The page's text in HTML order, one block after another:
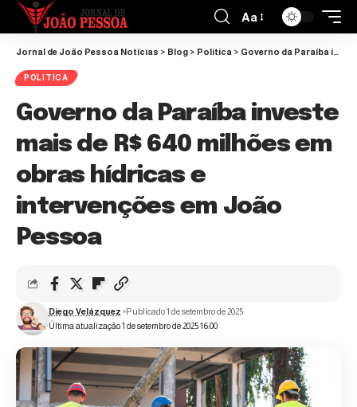
Aa
Jornal de João Pessoa Notícias > Blog > Politica > Governo da Paraíba investe mais de R$ 640 milhões em obras hídricas e intervenções em João Pessoa
POLITICA
Governo da Paraíba investe
mais de R$ 640 milhões em
obras hídricas e
intervenções em João
Pessoa
Última atualização 1 de setembro de 2025 16:00
Diego Velázquez Publicado 1 de setembro de 2025